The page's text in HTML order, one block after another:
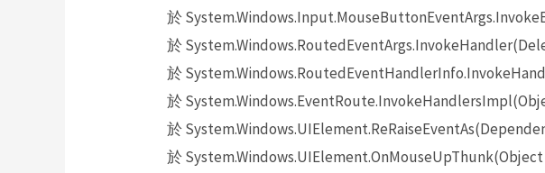
於
於
於
於
於
於